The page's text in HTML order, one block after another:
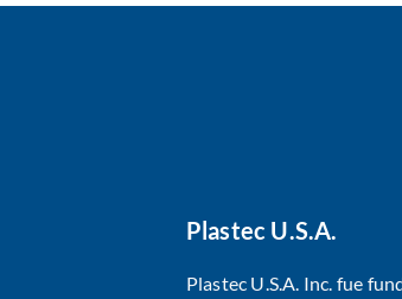
Plastec U.S.A.
Plastec U.S.A. Inc. fue